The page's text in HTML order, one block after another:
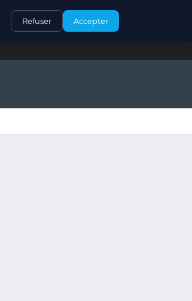
CONTACT
Refuser Accepter